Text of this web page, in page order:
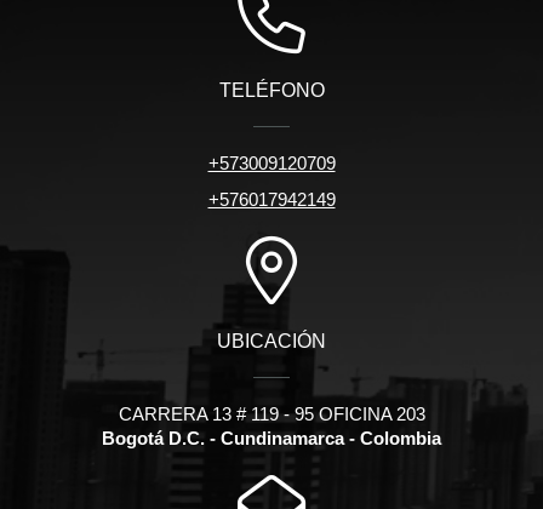
TELÉFONO
+573009120709
+576017942149
UBICACIÓN
CARRERA 13 # 119 - 95 OFICINA 203
Bogotá D.C. - Cundinamarca - Colombia